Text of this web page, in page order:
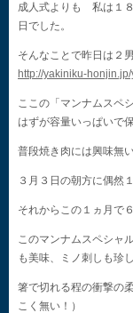
成人式よりも 私は１
日でした。
そんなことで昨日は２
http://yakiniku-
ここの「マンナムスペ
はずが容量いっぱいで
普段焼き肉には興味無
３月３日の朝方に偶然
それからこの１ヵ月で
このマンナムスペシ
も美味、ミノ刺しも珍
箸で切れる程の衝撃の
こく無い！）